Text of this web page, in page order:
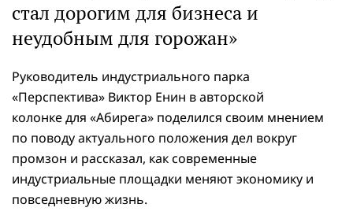
стал дорогим для бизнеса и
неудобным для горожан»
Руководитель индустриального парка
«Перспектива» Виктор Енин в авторской
колонке для «Абирега» поделился своим мнением
по поводу актуального положения дел вокруг
промзон и рассказал, как современные
индустриальные площадки меняют экономику и
повседневную жизнь.